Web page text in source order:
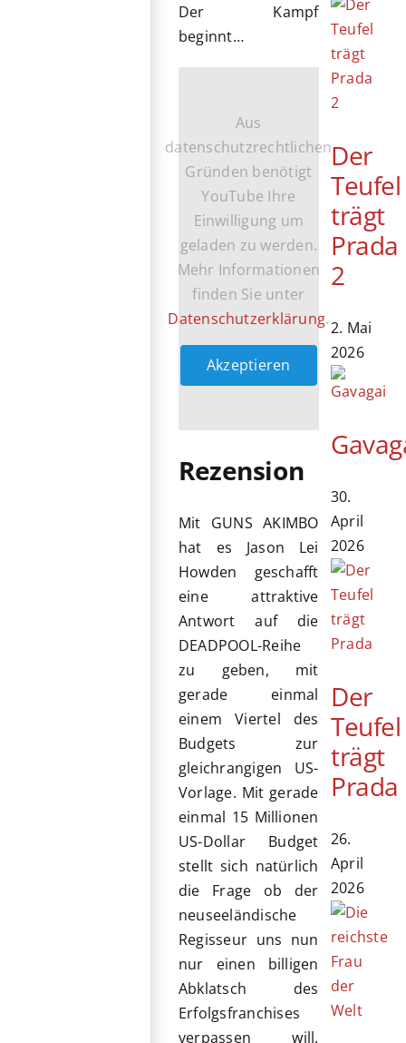
Der Kampf
beginnt…
Aus
datenschutzrechtlichen
Gründen benötigt
YouTube Ihre
Einwilligung um
geladen zu werden.
Mehr Informationen
finden Sie unter
Datenschutzerklärung.
Akzeptieren
Rezension
Mit GUNS AKIMBO
hat es Jason Lei
Howden geschafft
eine attraktive
Antwort auf die
DEADPOOL-Reihe
zu geben, mit
gerade einmal
einem Viertel des
Budgets zur
gleichrangigen US-
Vorlage. Mit gerade
einmal 15 Millionen
US-Dollar Budget
stellt sich natürlich
die Frage ob der
neuseeländische
Regisseur uns nun
nur einen billigen
Abklatsch des
Erfolgsfranchises
verpassen will.
Der
Teufel
trägt
Prada
2
2. Mai
2026
30.
April
2026
Der
Teufel
trägt
Prada
26.
April
2026